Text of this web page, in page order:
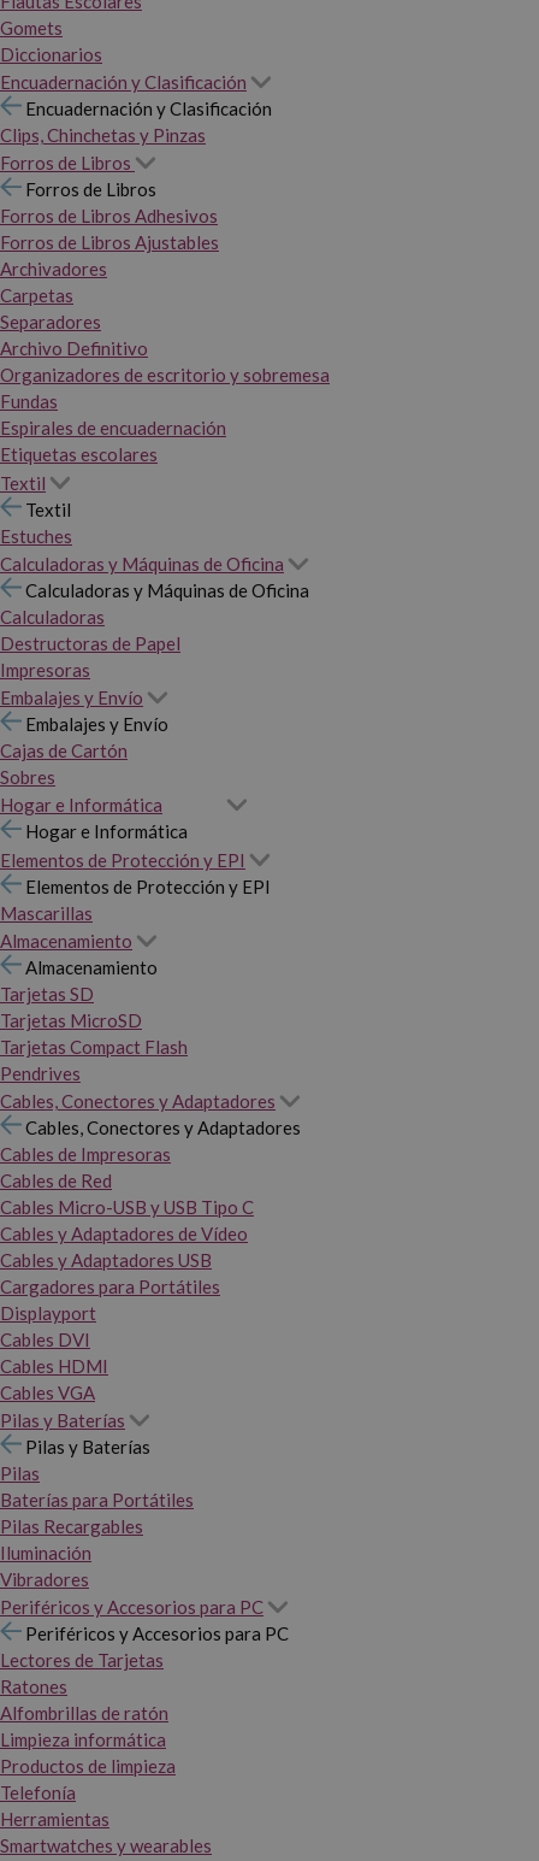
Gomets
Diccionarios
Encuadernación y Clasificación
Encuadernación y Clasificación
Clips, Chinchetas y Pinzas
Forros de Libros
Forros de Libros
Forros de Libros Adhesivos
Forros de Libros Ajustables
Archivadores
Carpetas
Separadores
Archivo Definitivo
Organizadores de escritorio y sobremesa
Fundas
Espirales de encuadernación
Etiquetas escolares
Textil
Textil
Estuches
Calculadoras y Máquinas de Oficina
Calculadoras y Máquinas de Oficina
Calculadoras
Destructoras de Papel
Impresoras
Embalajes y Envío
Embalajes y Envío
Cajas de Cartón
Sobres
Hogar e Informática
Hogar e Informática
Elementos de Protección y EPI
Elementos de Protección y EPI
Mascarillas
Almacenamiento
Almacenamiento
Tarjetas SD
Tarjetas MicroSD
Tarjetas Compact Flash
Pendrives
Cables, Conectores y Adaptadores
Cables, Conectores y Adaptadores
Cables de Impresoras
Cables de Red
Cables Micro-USB y USB Tipo C
Cables y Adaptadores de Vídeo
Cables y Adaptadores USB
Cargadores para Portátiles
Displayport
Cables DVI
Cables HDMI
Cables VGA
Pilas y Baterías
Pilas y Baterías
Pilas
Baterías para Portátiles
Pilas Recargables
Iluminación
Vibradores
Periféricos y Accesorios para PC
Periféricos y Accesorios para PC
Lectores de Tarjetas
Ratones
Alfombrillas de ratón
Limpieza informática
Productos de limpieza
Telefonía
Herramientas
Smartwatches y wearables